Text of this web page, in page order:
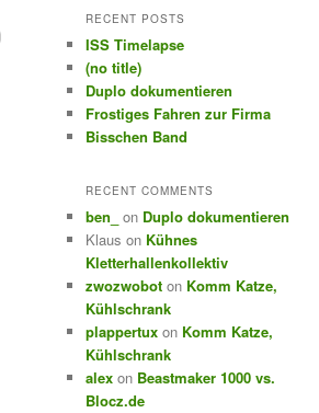
r
h
RECENT POSTS
ISS Timelapse
(no title)
Duplo dokumentieren
Frostiges Fahren zur Firma
Bisschen Band
RECENT COMMENTS
ben_ on Duplo dokumentieren
Klaus on Kühnes
Kletterhallenkollektiv
zwozwobot on Komm Katze,
Kühlschrank
plappertux on Komm Katze,
Kühlschrank
alex on Beastmaker 1000 vs.
Blocz.de